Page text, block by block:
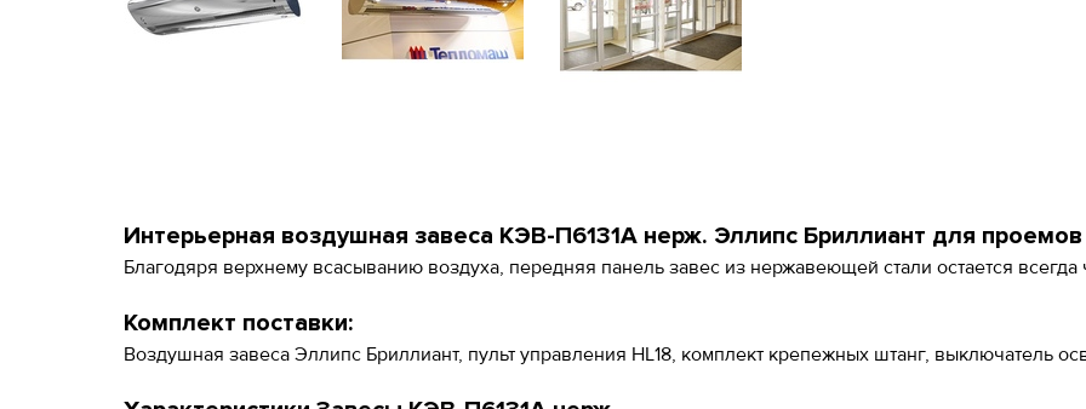
Интерьерная воздушная завеса КЭВ-П6131A нерж. Эллипс Бриллиант для
Благодяря верхнему всасыванию воздуха, передняя панель завес из нержавеющей стали остается всегда
Комплект поставки:
Воздушная завеса Эллипс Бриллиант, пульт управления HL18, комплект крепежных штанг, выключатель